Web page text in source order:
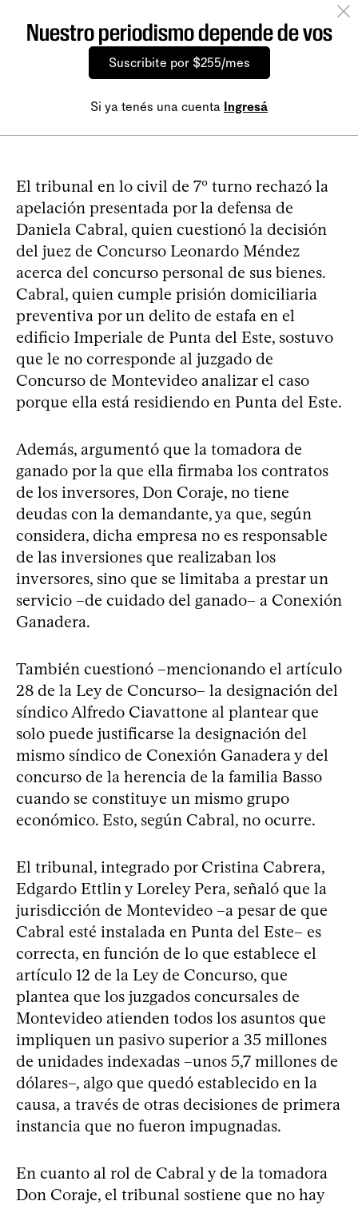
Nuestro periodismo depende de vos
Suscribite por $255/mes
Si ya tenés una cuenta Ingresá
El tribunal en lo civil de 7º turno rechazó la
apelación presentada por la defensa de
Daniela Cabral, quien cuestionó la decisión
del juez de Concurso Leonardo Méndez
acerca del concurso personal de sus bienes.
Cabral, quien cumple prisión domiciliaria
preventiva por un delito de estafa en el
edificio Imperiale de Punta del Este, sostuvo
que le no corresponde al juzgado de
Concurso de Montevideo analizar el caso
porque ella está residiendo en Punta del Este.
Además, argumentó que la tomadora de
ganado por la que ella firmaba los contratos
de los inversores, Don Coraje, no tiene
deudas con la demandante, ya que, según
considera, dicha empresa no es responsable
de las inversiones que realizaban los
inversores, sino que se limitaba a prestar un
servicio –de cuidado del ganado– a Conexión
Ganadera.
También cuestionó –mencionando el artículo
28 de la Ley de Concurso– la designación del
síndico Alfredo Ciavattone al plantear que
solo puede justificarse la designación del
mismo síndico de Conexión Ganadera y del
concurso de la herencia de la familia Basso
cuando se constituye un mismo grupo
económico. Esto, según Cabral, no ocurre.
El tribunal, integrado por Cristina Cabrera,
Edgardo Ettlin y Loreley Pera, señaló que la
jurisdicción de Montevideo –a pesar de que
Cabral esté instalada en Punta del Este– es
correcta, en función de lo que establece el
artículo 12 de la Ley de Concurso, que
plantea que los juzgados concursales de
Montevideo atienden todos los asuntos que
impliquen un pasivo superior a 35 millones
de unidades indexadas –unos 5,7 millones de
dólares–, algo que quedó establecido en la
causa, a través de otras decisiones de primera
instancia que no fueron impugnadas.
En cuanto al rol de Cabral y de la tomadora
Don Coraje, el tribunal sostiene que no hay